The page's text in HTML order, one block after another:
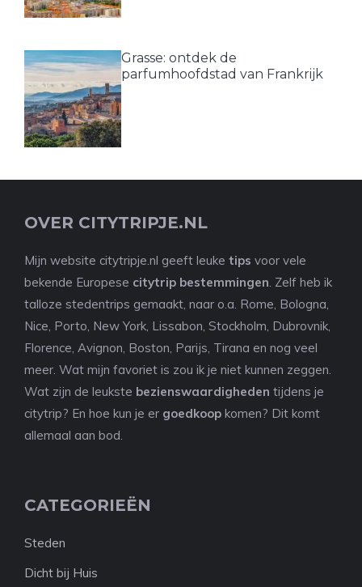
Grasse: ontdek de
parfumhoofdstad van Frankrijk
OVER CITYTRIPJE.NL
Mijn website citytripje.nl geeft leuke tips voor vele
bekende Europese citytrip bestemmingen. Zelf heb ik
talloze stedentrips gemaakt, naar o.a. Rome, Bologna,
Nice, Porto, New York, Lissabon, Stockholm, Dubrovnik,
Florence, Avignon, Boston, Parijs, Tirana en nog veel
meer. Wat mijn favoriet is zou ik je niet kunnen zeggen.
Wat zijn de leukste bezienswaardigheden tijdens je
citytrip? En hoe kun je er goedkoop komen? Dit komt
allemaal aan bod.
CATEGORIEËN
Steden
Dicht bij Huis